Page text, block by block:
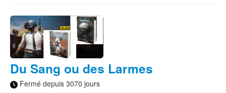
Du Sang ou des Larmes
Fermé depuis 3070 jours